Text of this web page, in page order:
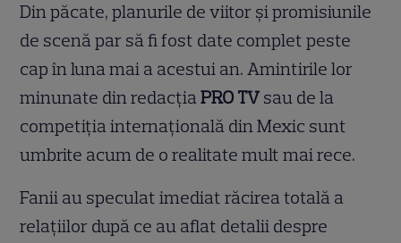
Din păcate, planurile de viitor și promisiunile
de scenă par să fi fost date complet peste
cap în luna mai a acestui an. Amintirile lor
minunate din redacțiaPRO TV sau de la
competiția internațională din Mexic sunt
umbrite acum de o realitate mult mai rece.
Fanii au speculat imediat răcirea totală a
relațiilor după ce au aflat detalii despre